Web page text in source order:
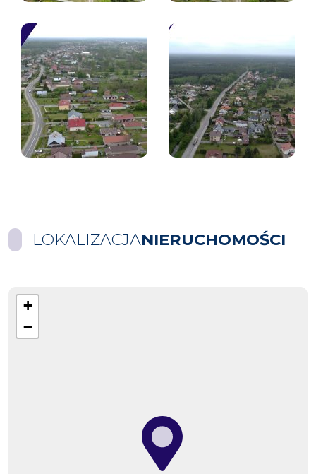
LOKALIZACJANIERUCHOMOŚCI
+
−